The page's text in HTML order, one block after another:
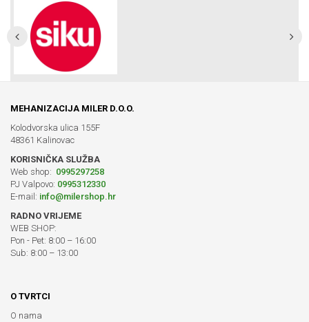
MEHANIZACIJA MILER D.O.O.
Kolodvorska ulica 155F
48361 Kalinovac
KORISNIČKA SLUŽBA
Web shop: 0995297258
PJ Valpovo: 0995312330
E-mail: info@milershop.hr
RADNO VRIJEME
WEB SHOP:
Pon - Pet: 8:00 – 16:00
Sub: 8:00 – 13:00
O TVRTCI
O nama